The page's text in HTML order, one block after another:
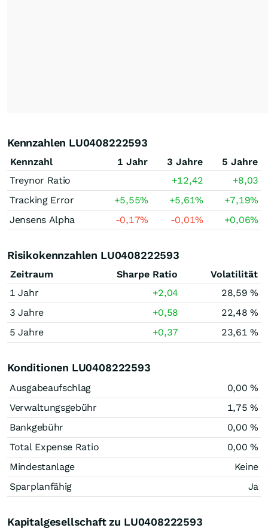
Kennzahlen LU0408222593
Kennzahl 1 Jahr 3 Jahre
5 Jahre
Treynor Ratio
+12,42
+8,03
Tracking Error
+5,55% +5,61% +7,19%
Jensens Alpha
-0,17% -0,01% +0,06%
Risikokennzahlen LU0408222593
Zeitraum Sharpe Ratio
Volatilität
1 Jahr
+2,04
28,59 %
3 Jahre
+0,58
22,48 %
5 Jahre
+0,37 23,61 %
Konditionen LU0408222593
Ausgabeaufschlag
0,00 %
Verwaltungsgebühr
1,75 %
Bankgebühr
0,00 %
Total Expense Ratio
0,00 %
Mindestanlage
Keine
Sparplanfähig
Ja
Kapitalgesellschaft zu LU0408222593